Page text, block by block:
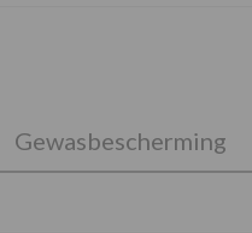
Gewasbescherming